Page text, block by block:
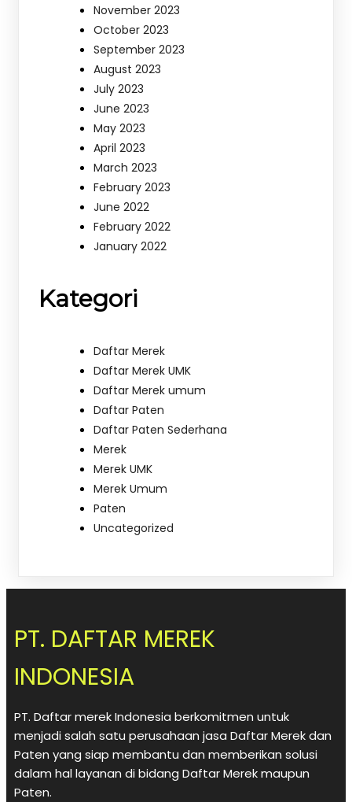
November 2023
October 2023
September 2023
August 2023
July 2023
June 2023
May 2023
April 2023
March 2023
February 2023
June 2022
February 2022
January 2022
Kategori
Daftar Merek
Daftar Merek UMK
Daftar Merek umum
Daftar Paten
Daftar Paten Sederhana
Merek
Merek UMK
Merek Umum
Paten
Uncategorized
PT. DAFTAR MEREK
INDONESIA
PT. Daftar merek Indonesia berkomitmen untuk
menjadi salah satu perusahaan jasa Daftar Merek dan
Paten yang siap membantu dan memberikan solusi
dalam hal layanan di bidang Daftar Merek maupun
Paten.